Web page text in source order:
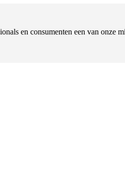
en consumenten een van onze